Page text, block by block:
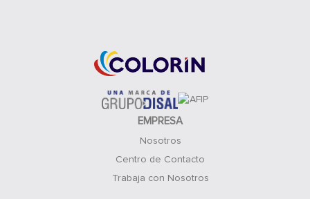
EMPRESA
Nosotros
Centro de Contacto
Trabaja con Nosotros